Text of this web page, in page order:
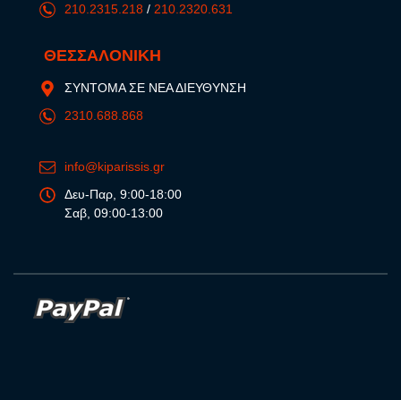
210.2315.218 / 210.2320.631
ΘΕΣΣΑΛΟΝΙΚΗ
ΣΥΝΤΟΜΑ ΣΕ ΝΕΑ ΔΙΕΥΘΥΝΣΗ
2310.688.868
info@kiparissis.gr
Δευ-Παρ, 9:00-18:00
Σαβ, 09:00-13:00